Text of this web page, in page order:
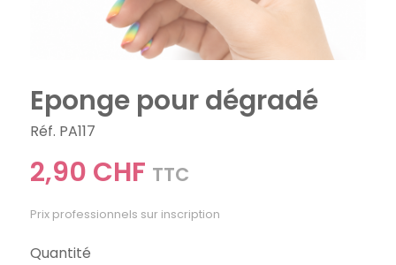
Eponge pour dégradé
Réf. PA117
2,90 CHF TTC
Prix professionnels sur inscription
Quantité